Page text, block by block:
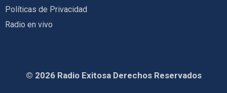
Políticas de Privacidad
Radio en vivo
© 2026 Radio Exitosa Derechos Reservados